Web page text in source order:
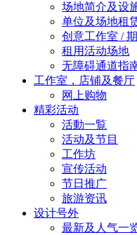
场地简介及设
单位及场地租
创意工作室 /
租用活动场地
无障碍通道指
工作室，店铺及餐厅
网上购物
精彩活动
活動一覧
活动及节目
工作坊
宣传活动
节日推广
旅游资讯
设计号外
最新及人气一